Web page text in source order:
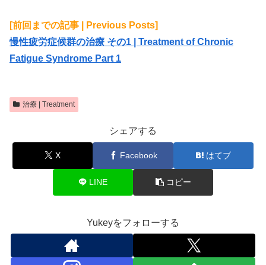
[前回までの記事 | Previous Posts]
慢性疲労症候群の治療 その1 | Treatment of Chronic
Fatigue Syndrome Part 1
治療 | Treatment
シェアする
X Facebook はてブ
LINE コピー
Yukeyをフォローする